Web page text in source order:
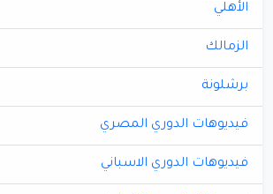
الأهلي
الزمالك
برشلونة
فيديوهات الدوري المصري
فيديوهات الدوري الاسباني